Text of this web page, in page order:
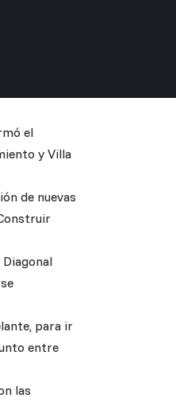
el
y Villa
de nuevas
para ir
entre
las